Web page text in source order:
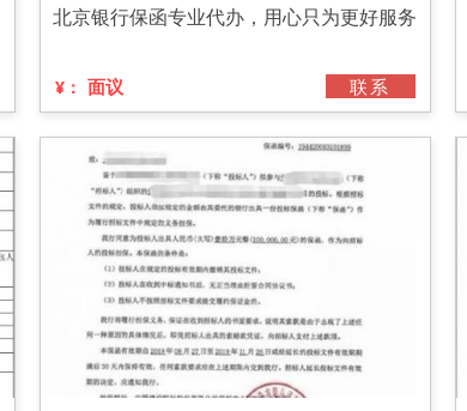
北京银行保函专业代办，用心只为更好服务
¥： 面议 联系